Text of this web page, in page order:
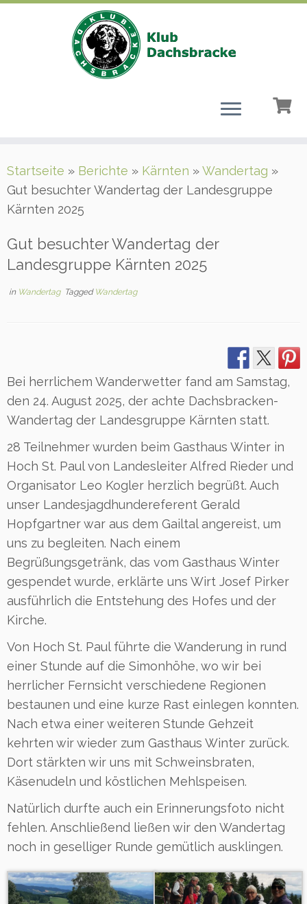
Inhalt
springen
Startseite » Berichte » Kärnten »Wandertag »
Gut besuchter Wandertag der Landesgruppe
Kärnten 2025
Gut besuchter Wandertag der
Landesgruppe Kärnten 2025
in Wandertag Tagged Wandertag
Bei herrlichem Wanderwetter fand am Samstag,
den 24. August 2025, der achte Dachsbracken-
Wandertag der Landesgruppe Kärnten statt.
28 Teilnehmer wurden beim Gasthaus Winter in
Hoch St. Paul von Landesleiter Alfred Rieder und
Organisator Leo Kogler herzlich begrüßt. Auch
unser Landesjagdhundereferent Gerald
Hopfgartner war aus dem Gailtal angereist, um
uns zu begleiten. Nach einem
Begrüßungsgetränk, das vom Gasthaus Winter
gespendet wurde, erklärte uns Wirt Josef Pirker
ausführlich die Entstehung des Hofes und der
Kirche.
Von Hoch St. Paul führte die Wanderung in rund
einer Stunde auf die Simonhöhe, wo wir bei
herrlicher Fernsicht verschiedene Regionen
bestaunen und eine kurze Rast einlegen konnten.
Nach etwa einer weiteren Stunde Gehzeit
kehrten wir wieder zum Gasthaus Winter zurück.
Dort stärkten wir uns mit Schweinsbraten,
Käsenudeln und köstlichen Mehlspeisen.
Natürlich durfte auch ein Erinnerungsfoto nicht
fehlen. Anschließend ließen wir den Wandertag
noch in geselliger Runde gemütlich ausklingen.